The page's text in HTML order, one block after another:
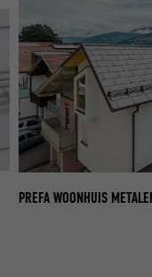
PREFA WOONHUIS